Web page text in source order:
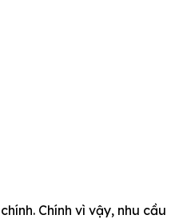
Chính vì vậy, nhu cầu